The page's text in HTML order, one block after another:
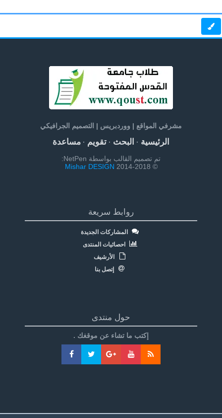
مشرفي المواقع | ووردبريس | التصميم الجرافيكي
الرئيسية· البحث· تقويم· مساعدة
تم تصميم القالب بواسطة NetPen:
© 2014-2018
Mishar DESIGN
روابط سريعة
المشاركات الجديدة
احصائيات المنتدى
الأرشيف
إتصل بنا
حول منتدى
إكتب ما تشاء عن موقغك .